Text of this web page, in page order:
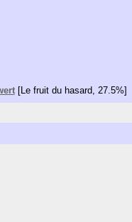
[Le fruit du hasard, 27.5%]